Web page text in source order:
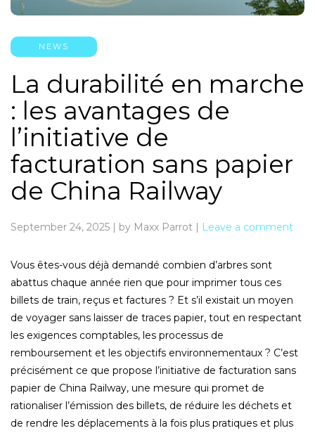
NEWS
La durabilité en marche
: les avantages de
l’initiative de
facturation sans papier
de China Railway
September 24, 2025 | by Maxx Parrot | Leave a comment
Vous êtes-vous déjà demandé combien d’arbres sont
abattus chaque année rien que pour imprimer tous ces
billets de train, reçus et factures ? Et s’il existait un moyen
de voyager sans laisser de traces papier, tout en respectant
les exigences comptables, les processus de
remboursement et les objectifs environnementaux ? C’est
précisément ce que propose l’initiative de facturation sans
papier de China Railway, une mesure qui promet de
rationaliser l’émission des billets, de réduire les déchets et
de rendre les déplacements à la fois plus pratiques et plus